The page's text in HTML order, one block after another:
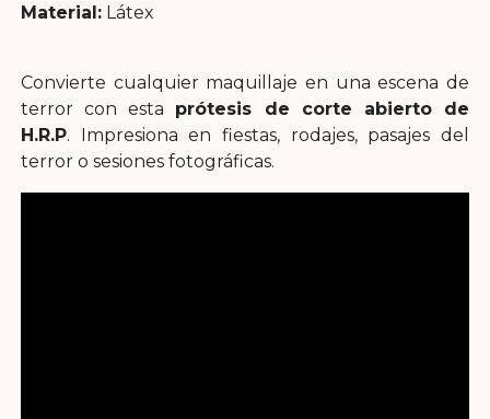
Material:Látex
Convierte cualquier maquillaje en una escena de
terror con esta prótesis de corte abierto de
H.R.P. Impresiona en fiestas, rodajes, pasajes del
terror o sesiones fotográficas.